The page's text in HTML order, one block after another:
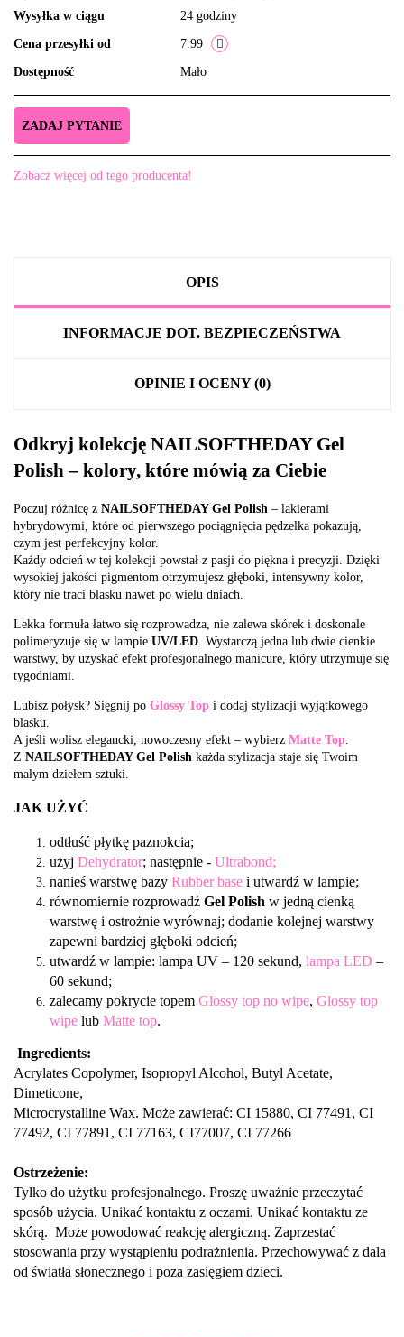
Wysyłka w ciągu 24 godziny
Cena przesyłki od 7.99
Dostępność Mało
ZADAJ PYTANIE
Zobacz więcej od tego producenta!
OPIS
INFORMACJE DOT. BEZPIECZEŃSTWA
OPINIE I OCENY (0)
Odkryj kolekcję NAILSOFTHEDAY Gel
Polish – kolory, które mówią za Ciebie
Poczuj różnicę z NAILSOFTHEDAY Gel Polish – lakierami
hybrydowymi, które od pierwszego pociągnięcia pędzelka pokazują,
czym jest perfekcyjny kolor.
Każdy odcień w tej kolekcji powstał z pasji do piękna i precyzji. Dzięki
wysokiej jakości pigmentom otrzymujesz głęboki, intensywny kolor,
który nie traci blasku nawet po wielu dniach.
Lekka formuła łatwo się rozprowadza, nie zalewa skórek i doskonale
polimeryzuje się w lampie UV/LED . Wystarczą jedna lub dwie cienkie
warstwy, by uzyskać efekt profesjonalnego manicure, który utrzymuje się
tygodniami.
Lubisz połysk? Sięgnij po Glossy Top i dodaj stylizacji wyjątkowego
blasku.
A jeśli wolisz elegancki, nowoczesny efekt – wybierz Matte Top
Z NAILSOFTHEDAY Gel Polish każda stylizacja staje się Twoim
małym dziełem sztuki.
JAK UŻYĆ
odtłuść płytkę paznokcia;
użyj Dehydrator; następnie - Ultrabond;
nanieś warstwę bazy Rubber base i utwardź w lampie;
równomiernie rozprowadź Gel Polish w jedną cienką
warstwę i ostrożnie wyrównaj; dodanie kolejnej warstwy
zapewni bardziej głęboki odcień;
utwardź w lampie: lampa UV – 120 sekund, lampa LED –
60 sekund;
zalecamy pokrycie topem Glossy top no wipe, Glossy top
wipe lub Matte top.
Ingredients:
Acrylates Copolymer, Isopropyl Alcohol, Butyl Acetate,
Dimeticone,
Microcrystalline Wax. Może zawierać: CI 15880, CI 77491, CI
77492, CI 77891, CI 77163, CI77007, CI 77266
Ostrzeżenie:
Tylko do użytku profesjonalnego. Proszę uważnie przeczytać
sposób użycia. Unikać kontaktu z oczami. Unikać kontaktu ze
skórą. Może powodować reakcję alergiczną. Zaprzestać
stosowania przy wystąpieniu podrażnienia. Przechowywać z dala
od światła słonecznego i poza zasięgiem dzieci.